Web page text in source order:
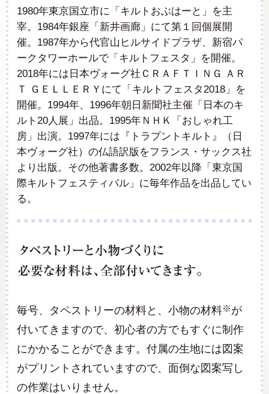
1980年東京国立市に「キルトおぶはーと」を主
宰。1984年銀座「新井画廊」にて第１回個展開
催。1987年から代官山ヒルサイドプラザ、新宿パ
ークタワーホールで「キルトフェスタ」を開催。
2018年には日本ヴォーグ社ＣＲＡＦＴＩＮＧ ＡＲ
Ｔ ＧＥＬＬＥＲＹにて「キルトフェスタ2018」を
開催。1994年、1996年朝日新聞社主催「日本のキ
ルト20人展」出品。1995年ＮＨＫ「おしゃれ工
房」出演。1997年には『トラプントキルト』（日
本ヴォーグ社）の仏語訳版をフランス・サックス社
より出版。その他著書多数。2002年以降「東京国
際キルトフェスティバル」に毎年作品を出品してい
る。
毎号、タペストリーの材料と、小物の材料※が
付いてきますので、初心者の方でもすぐに制作
にかかることができます。付属の生地には図案
がプリントされていますので、面倒な図案写し
の作業はいりません。